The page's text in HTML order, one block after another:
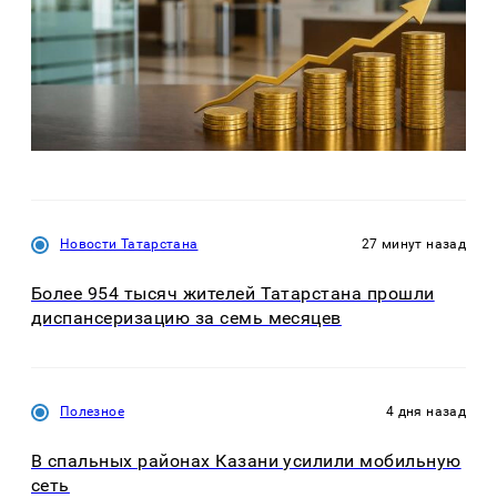
Новости Татарстана 27 минут назад
Более 954 тысяч жителей Татарстана прошли
диспансеризацию за семь месяцев
Полезное 4 дня назад
В спальных районах Казани усилили мобильную
сеть